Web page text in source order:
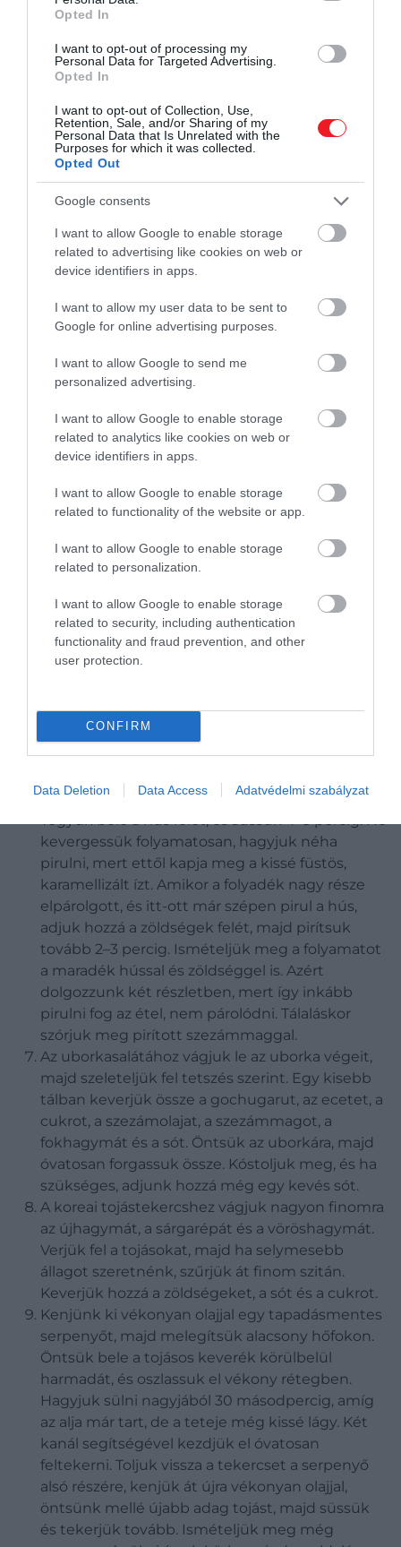
Opted In
I want to opt-out of processing my
Personal Data for Targeted Advertising.
Opted In
I want to opt-out of Collection, Use,
Retention, Sale, and/or Sharing of my
Personal Data that Is Unrelated with the
Purposes for which it was collected.
Opted Out
Google consents
I want to allow Google to enable storage
related to advertising like cookies on web or
device identifiers in apps.
I want to allow my user data to be sent to
Google for online advertising purposes.
I want to allow Google to send me
personalized advertising.
I want to allow Google to enable storage
related to analytics like cookies on web or
device identifiers in apps.
I want to allow Google to enable storage
related to functionality of the website or app.
I want to allow Google to enable storage
related to personalization.
I want to allow Google to enable storage
related to security, including authentication
functionality and fraud prevention, and other
user protection.
CONFIRM
Data Deletion Data Access Adatvédelmi szabályzat
A leveshez először tisztítsuk meg a spenótot,
vágjuk le a szárvégeket, majd alaposan mossuk
át hideg vízben. Szeleteljük vékonyra a
vöröshagymát, karikázzuk fel az újhagymát – ha
használunk chilit, azt is vágjuk fel – , a tofut
pedig kockázzuk kisebb darabokra.
Öntsünk 1,4 liter vizet egy lábasba, majd forraljuk
fel. Ha éppen rizst is főzünk, használhatjuk a rizs
átmosásából megmaradt keményítős vizet,
a szójabab pasztát, lehetőleg szűrőn keresztül,
hogy simább, tisztább levet kapjunk. Ha
mélyebb ízt szeretnénk, a szűrőben maradt
részt is belekeverhetjük.
Amikor a leves forrni kezd, adjuk hozzá a koreai
fokhagymát és a marhaalapléport, ha
használunk. Tegyük bele a spenótot, a
hagymákat, a chilit és a tofut, majd közepes
lángon főzzük 7–8 percig. Kóstoljuk meg: ha túl
sós, hígítsuk kevés vízzel, ha túl enyhe, adjunk
A csípős sertéssülthez vágjuk az újhagymát
nagyjából 5 centis darabokra, a vastagabb fehér
részeket hosszában is felezzük el. Szeleteljük fel
a vöröshagymát, a sárgarépát pedig vágjuk
szeletekre.
Keverjük össze a pác hozzávalóit, vagyis a
gochugarut, a gochujangot, a cukrot, a
szójaszószt, a mirint, a fokhagymát, az
a húst, alaposan masszírozzuk át, majd fedjük le,
és tegyük hűtőbe legalább 30 percre. Ha van
időnk, egy egész éjszakán át pácolhatjuk.
serpenyőben közepesen magas hőfokon.
kevergessük folyamatosan, hagyjuk néha
pirulni, mert ettől kapja meg a kissé füstös,
karamellizált ízt. Amikor a folyadék nagy része
elpárolgott, és itt-ott már szépen pirul a hús,
adjuk hozzá a zöldségek felét, majd pirítsuk
tovább 2–3 percig. Ismételjük meg a folyamatot
a maradék hússal és zöldséggel is. Azért
dolgozzunk két részletben, mert így inkább
pirulni fog az étel, nem párolódni. Tálaláskor
szórjuk meg pirított szezámmaggal.
Az uborkasalátához vágjuk le az uborka végeit,
majd szeleteljük fel tetszés szerint. Egy kisebb
tálban keverjük össze a gochugarut, az ecetet, a
cukrot, a szezámolajat, a szezámmagot, a
fokhagymát és a sót. Öntsük az uborkára, majd
óvatosan forgassuk össze. Kóstoljuk meg, és ha
szükséges, adjunk hozzá még egy kevés sót.
A koreai tojástekercshez vágjuk nagyon finomra
az újhagymát, a sárgarépát és a vöröshagymát.
Verjük fel a tojásokat, majd ha selymesebb
állagot szeretnénk, szűrjük át finom szitán.
Keverjük hozzá a zöldségeket, a sót és a cukrot.
Kenjünk ki vékonyan olajjal egy tapadásmentes
serpenyőt, majd melegítsük alacsony hőfokon.
Öntsük bele a tojásos keverék körülbelül
harmadát, és oszlassuk el vékony rétegben.
Hagyjuk sülni nagyjából 30 másodpercig, amíg
az alja már tart, de a teteje még kissé lágy. Két
kanál segítségével kezdjük el óvatosan
feltekerni. Toljuk vissza a tekercset a serpenyő
alsó részére, kenjük át újra vékonyan olajjal,
öntsünk mellé újabb adag tojást, majd süssük
és tekerjük tovább. Ismételjük meg még